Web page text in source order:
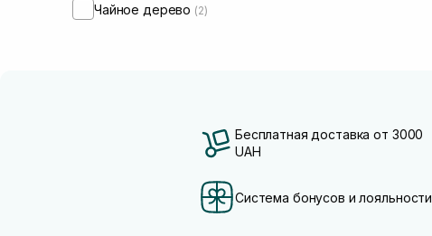
Чайное дерево (2)
Бесплатная доставка от 3000
UAH
Система бонусов и лояльности